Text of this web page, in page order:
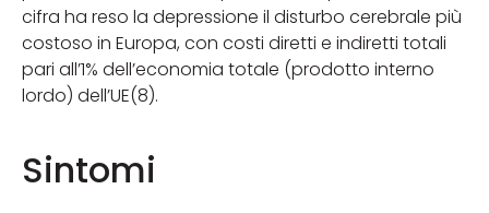
cifra ha reso la depressione il disturbo cerebrale più
costoso in Europa, con costi diretti e indiretti totali
pari all’1% dell’economia totale (prodotto interno
lordo) dell’UE(8).
Sintomi